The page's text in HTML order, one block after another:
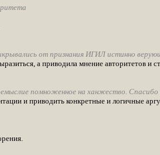
от признания ИГИЛ истинно
а приводила мнение авторитетов и
помноженное на ханжество.
и приводить конкретные и логичные